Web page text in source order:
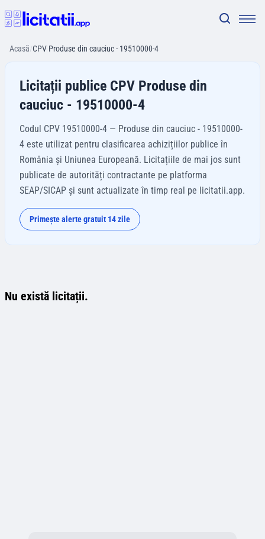
Acasă/CPV Produse din cauciuc - 19510000-4
Licitații publice CPV Produse din
cauciuc - 19510000-4
Codul CPV 19510000-4 — Produse din cauciuc - 19510000-
4 este utilizat pentru clasificarea achizițiilor publice în
România și Uniunea Europeană. Licitațiile de mai jos sunt
publicate de autorități contractante pe platforma
SEAP/SICAP și sunt actualizate în timp real pe licitatii.app.
Primește alerte gratuit 14 zile
Nu există licitații.